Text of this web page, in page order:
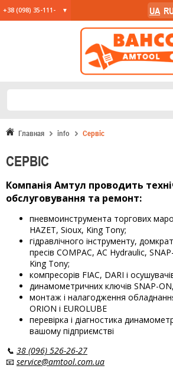
+38 (098) 35-111- UA
Главная info Сервіс
СЕРВIС
Компанія Амтул проводить
обслуговування та ремонт:
пневмоинструмента торгових
HAZET, Sioux, King Tony;
гідравлічного інструменту,
пресів COMPAC, AC Hydraulic,
King Tony;
компресорів FIAC, DARI і
динамометричних ключів SNAP-
монтаж і налагодження
ORION і EUROLUBE
перевірка і діагностика
вашому підприємстві
📞 38 (096) 526-26-27
📧 service@amtool.com.ua